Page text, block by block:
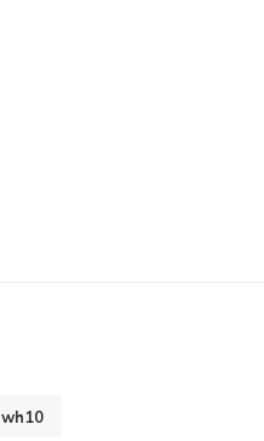
wh10